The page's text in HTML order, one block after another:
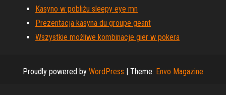
Kasyno w pobliżu sleepy eye mn
Prezentacja kasyna du groupe geant
Wszystkie możliwe kombinacje gier w pokera
Proudly powered by WordPress | Theme: Envo Magazine